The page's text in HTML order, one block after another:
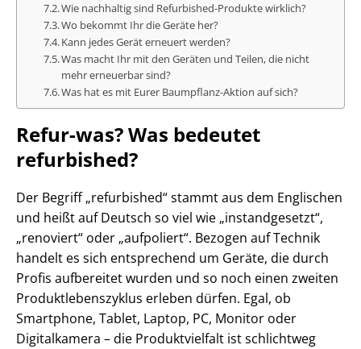
Wie nachhaltig sind Refurbished-Produkte wirklich?
Wo bekommt Ihr die Geräte her?
Kann jedes Gerät erneuert werden?
Was macht Ihr mit den Geräten und Teilen, die nicht
mehr erneuerbar sind?
Was hat es mit Eurer Baumpflanz-Aktion auf sich?
Refur-was? Was bedeutet
refurbished?
Der Begriff „refurbished“ stammt aus dem Englischen
und heißt auf Deutsch so viel wie „instandgesetzt“,
„renoviert“ oder „aufpoliert“. Bezogen auf Technik
handelt es sich entsprechend um Geräte, die durch
Profis aufbereitet wurden und so noch einen zweiten
Produktlebenszyklus erleben dürfen. Egal, ob
Smartphone, Tablet, Laptop, PC, Monitor oder
Digitalkamera – die Produktvielfalt ist schlichtweg